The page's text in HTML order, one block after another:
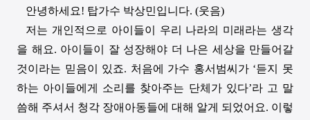
안녕하세요! 탑가수 박상민입니다. (웃음)
저는 개인적으로 아이들이 우리 나라의 미래라는 생각
을 해요. 아이들이 잘 성장해야 더 나은 세상을 만들어갈
것이라는 믿음이 있죠. 처음에 가수 홍서범씨가 ‘듣지 못
하는 아이들에게 소리를 찾아주는 단체가 있다’라 고 말
씀해 주셔서 청각 장애아동들에 대해 알게 되었어요. 이렇